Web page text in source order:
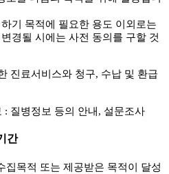
기 목적에 필요한 용도 이외로는
경될 시에는 사전 동의를 구할 것
진료서비스와 청구, 수납 및 환급
: 질병정보 등의 안내, 설문조사
간
집목적 또는 제공받은 목적이 달성